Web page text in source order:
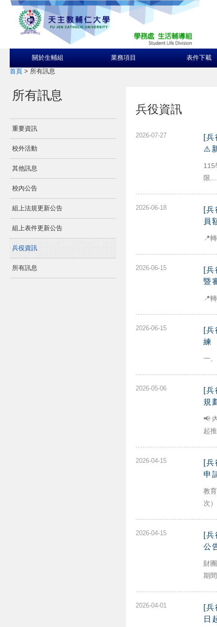
關於生輔組 業務項目 表件下載
首頁 > 所有訊息
所有訊息
重要資訊
校外活動
其他訊息
校內公告
組上法規更新公告
組上表件更新公告
兵役資訊
所有訊息
兵役資訊
2026-07-27
[
⚠️
115
限
2026-06-18
[
員
📍
2026-06-15
[
暨
📍
2026-06-15
[
練
一
2026-05-06
[
規
📢
起
2026-04-15
[
申
教
次
2026-04-15
[
公
財
期
2026-04-01
[
日